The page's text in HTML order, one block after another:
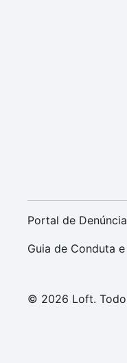
Portal de
Guia de Conduta
© 2026 Loft.